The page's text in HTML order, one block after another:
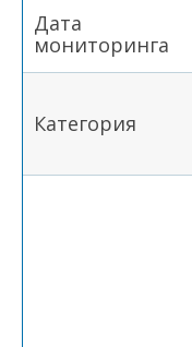
Дата
мониторинга
Категория